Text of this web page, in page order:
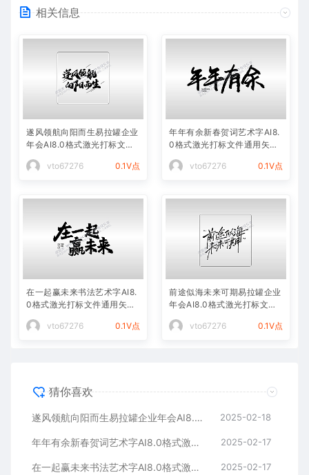
相关信息
遂风领航向阳而生易拉罐企业
年会AI8.0格式激光打标文件
vto67276
0.1V点
年年有余新春贺词艺术字AI8.
0格式激光打标文件通用矢量
vto67276
0.1V点
在一起赢未来书法艺术字AI8.
0格式激光打标文件通用矢量
vto67276
0.1V点
前途似海未来可期易拉罐企业
年会AI8.0格式激光打标文件
vto67276
0.1V点
猜你喜欢
遂风领航向阳而生易拉罐企业年会AI8.0格式激光打标文件通用矢量图 2025-02-18
年年有余新春贺词艺术字AI8.0格式激光打标文件通用矢量图 2025-02-17
在一起赢未来书法艺术字AI8.0格式激光打标文件通用矢量图 2025-02-17